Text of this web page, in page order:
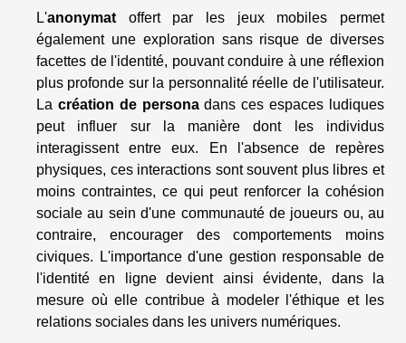
L'anonymat offert par les jeux mobiles permet
également une exploration sans risque de diverses
facettes de l'identité, pouvant conduire à une réflexion
plus profonde sur la personnalité réelle de l'utilisateur.
La création de personadans ces espaces ludiques
peut influer sur la manière dont les individus
interagissent entre eux. En l'absence de repères
physiques, ces interactions sont souvent plus libres et
moins contraintes, ce qui peut renforcer la cohésion
sociale au sein d'une communauté de joueurs ou, au
contraire, encourager des comportements moins
civiques. L'importance d'une gestion responsable de
l'identité en ligne devient ainsi évidente, dans la
mesure où elle contribue à modeler l'éthique et les
relations sociales dans les univers numériques.